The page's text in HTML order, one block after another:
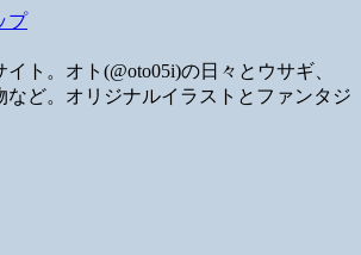
プ
ト。オト(@oto05i)の日々とウサギ、
など。オリジナルイラストとファンタジ